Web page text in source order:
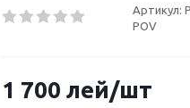
Артикул:
POV
1 700 лей/шт